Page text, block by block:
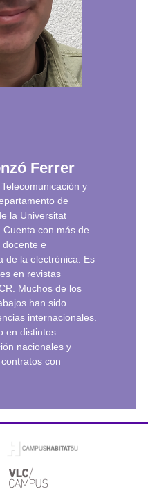
Ferrer
y
de
la Universitat
Cuenta con más de
e
de la electrónica. Es
en revistas
Muchos de los
han sido
internacionales.
en distintos
nacionales y
con